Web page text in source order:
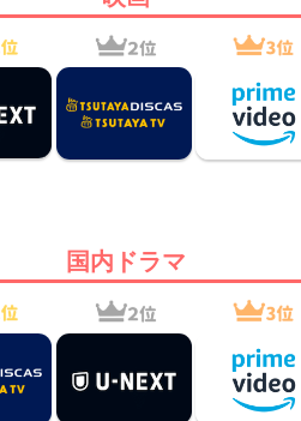
国内ドラマ